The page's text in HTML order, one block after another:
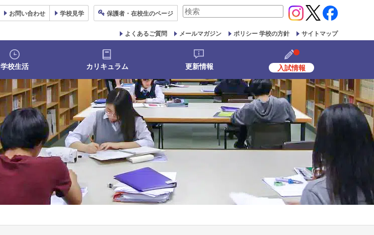
お問い合わせ 学校見学 保護者 ・在校生のページ
検
対
象:
よくあるご質問 メールマガジン ポリシー 学校の方針 サイトマップ
学校生活 カリキュラム 更新情報 入試情報